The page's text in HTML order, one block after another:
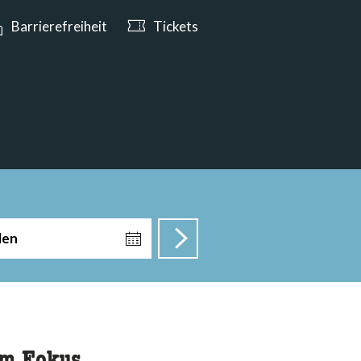
ab 10:00 Uhr geöffnet
Barrierefreiheit Tickets